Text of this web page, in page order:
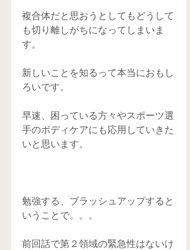
複合体だと思おうとしてもどうして
も切り離しがちになってしまいま
す。
新しいことを知るって本当におもし
ろいです。
早速、困っている方々やスポーツ選
手のボディケアにも応用していきた
いと思います。
勉強する、ブラッシュアップすると
いうことで。。。
前回話で第２領域の緊急性はないけ